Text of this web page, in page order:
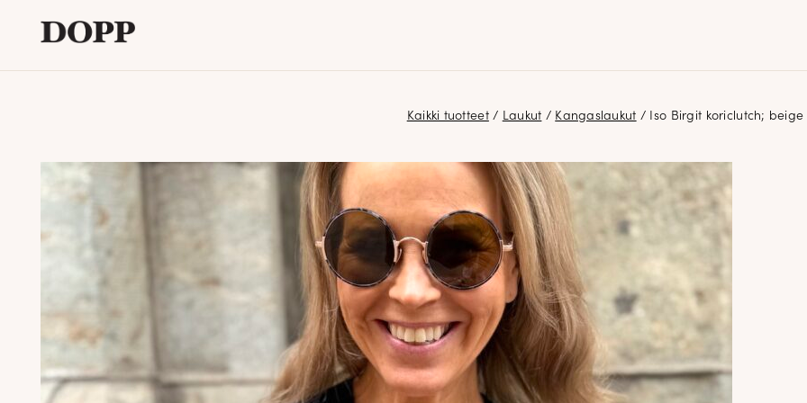
Tyyliblogi
Avaa
alavalikko
Yhteystiedot
Kaikki tuotteet/ Laukut / Kangaslaukut / Iso Birgit koriclutch; beige